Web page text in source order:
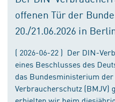
offenen Tür der
20./21.06.2026 in
( 2026-06-22 ) Der DIN-
eines Beschlusses des
das Bundesministerium
Verbraucherschutz (BMJV)